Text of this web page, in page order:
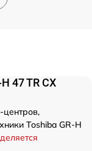
47 TR CX
центров,
Toshiba GR-H